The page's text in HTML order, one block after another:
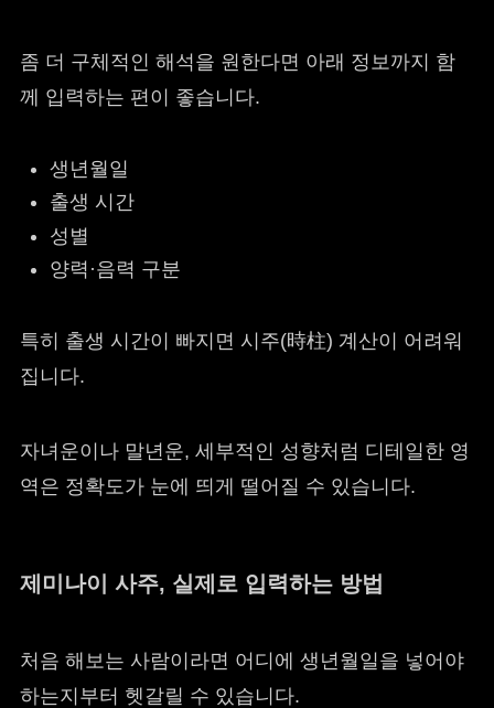
좀 더 구체적인 해석을 원한다면 아래 정보까지 함
께 입력하는 편이 좋습니다.
생년월일
출생 시간
성별
양력·음력 구분
특히 출생 시간이 빠지면 시주(時柱) 계산이 어려워
집니다.
자녀운이나 말년운, 세부적인 성향처럼 디테일한 영
역은 정확도가 눈에 띄게 떨어질 수 있습니다.
제미나이 사주, 실제로 입력하는 방법
처음 해보는 사람이라면 어디에 생년월일을 넣어야
하는지부터 헷갈릴 수 있습니다.